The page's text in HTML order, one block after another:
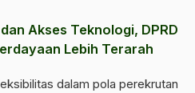
Akses Teknologi, DPRD
Lebih Terarah
dalam pola perekrutan